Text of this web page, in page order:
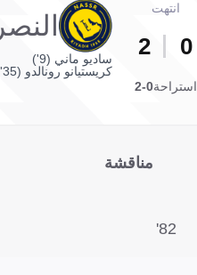
انتهت
0
2
النصر
ساديو ماني (9')
كريستيانو رونالدو (35')
استراحة0-2
مناقشة
82'